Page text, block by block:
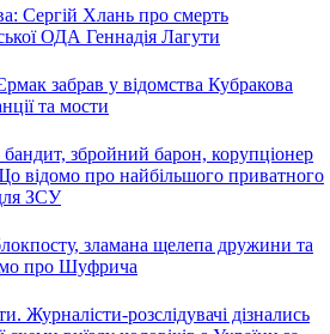
Сергій Хлань про смерть
ОДА Геннадія Лагути
забрав у відомства Кубракова
та мости
збройний барон, корупціонер
відомо про найбільшого приватного
ЗСУ
зламана щелепа дружини та
про Шуфрича
Журналісти-розслідувачі дізнались